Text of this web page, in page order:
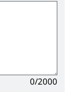
0/2000